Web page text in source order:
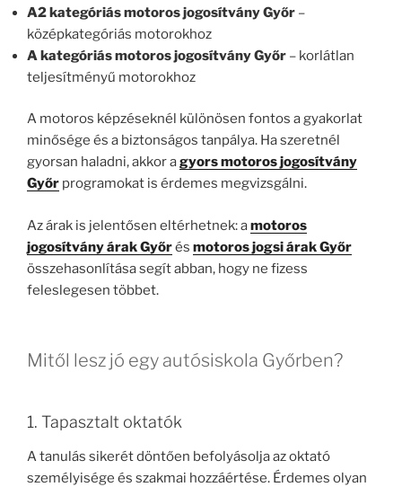
A2 kategóriás motoros jogosítvány Győr –
középkategóriás motorokhoz
A kategóriás motoros jogosítvány Győr – korlátlan
teljesítményű motorokhoz
A motoros képzéseknél különösen fontos a gyakorlat
minősége és a biztonságos tanpálya. Ha szeretnél
gyorsan haladni, akkor agyors motoros jogosítvány
Győr programokat is érdemes megvizsgálni.
Az árak is jelentősen eltérhetnek: amotoros
jogosítvány árak Győrés motoros jogsi árak Győr
összehasonlítása segít abban, hogy ne fizess
feleslegesen többet.
Mitől lesz jó egy autósiskola Győrben?
1. Tapasztalt oktatók
A tanulás sikerét döntően befolyásolja az oktató
személyisége és szakmai hozzáértése. Érdemes olyan